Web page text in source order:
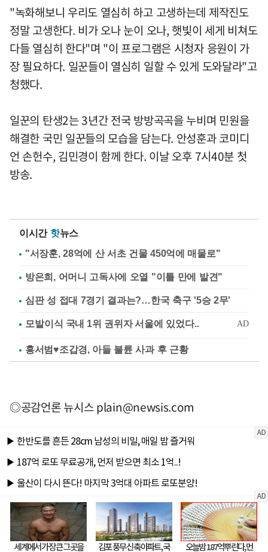
"녹화해보니 우리도 열심히 하고 고생하는데 제작진도
정말 고생한다. 비가 오나 눈이 오나, 햇빛이 세게 비쳐도
다들 열심히 한다"며 "이 프로그램은 시청자 응원이 가
장 필요하다. 일꾼들이 열심히 일할 수 있게 도와달라"고
청했다.
일꾼의 탄생2는 3년간 전국 방방곡곡을 누비며 민원을
해결한 국민 일꾼들의 모습을 담는다. 안성훈과 코미디
언 손헌수, 김민경이 함께 한다. 이날 오후 7시40분 첫
방송.
이시간 핫뉴스
"서장훈, 28억에 산 서초 건물 450억에 매물로"
방은희, 어머니 고독사에 오열 "이틀 만에 발견"
심판 성 접대 7경기 결과는?…한국 축구 '5승 2무'
홍서범♥조갑경, 아들 불륜 사과 후 근황
◎공감언론 뉴시스plain@newsis.com